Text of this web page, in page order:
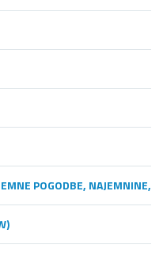
POGODBE, NAJEMNINE,…